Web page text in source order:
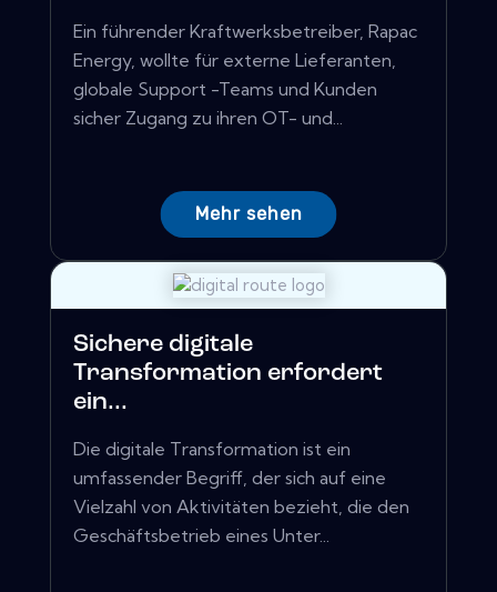
Ein führender Kraftwerksbetreiber, Rapac
Energy, wollte für externe Lieferanten,
globale Support -Teams und Kunden
sicher Zugang zu ihren OT- und...
Mehr sehen
Sichere digitale
Transformation erfordert
ein...
Die digitale Transformation ist ein
umfassender Begriff, der sich auf eine
Vielzahl von Aktivitäten bezieht, die den
Geschäftsbetrieb eines Unter...